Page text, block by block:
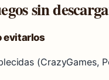
sin
evitarlos
(CrazyGames,